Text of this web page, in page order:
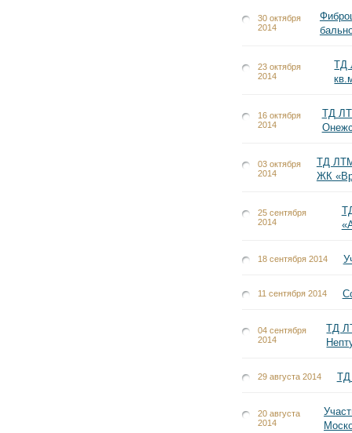
30 октября
2014
23 октября
2014
ТД
16 октября
2014
ТД
03 октября
2014
ТД ЛТМ
ЖК
25 сентября
2014
18 сентября 2014
11 сентября 2014
04 сентября
2014
ТД
29 августа 2014 ТД
20 августа
2014